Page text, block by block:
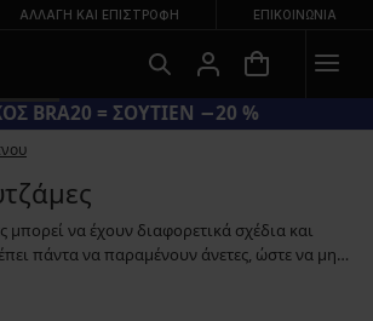
ΑΛΛΑΓΉ ΚΑΙ ΕΠΙΣΤΡΟΦΉ ΕΠΙΚΟΙΝΩΝΊΑ
BRA20 = ΣΟΥΤΙΕΝ −20 %
μπορεί να έχουν διαφορετικά σχέδια και
πάντα να παραμένουν άνετες, ώστε να μην
διάρκεια του ύπνου και να μην περιορίζουν
μας ανάμεσα σε κλασικές πιτζάμες με